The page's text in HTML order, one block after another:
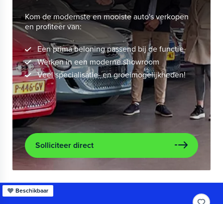
Kom de modernste en mooiste auto's verkopen
en profiteer van:
Een prima beloning passend bij de functie
Werken in een moderne showroom
Veel specialisatie- en groeimogelijkheden!
Solliciteer direct
Beschikbaar